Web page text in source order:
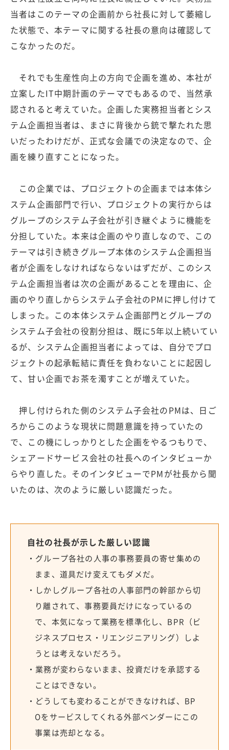
当者はこのテーマの企画前から社長に対して萎縮し
た状態で、本テーマに関する社長の意向は確認して
こなかったのだ。
それでも生産性向上の方向で企画を進め、本社が
立案したIT中期計画のテーマでもあるので、当然承
認されると考えていた。企画した実務担当者とシス
テム企画担当者は、まさに背後から銃で撃たれた思
いだったわけだが、正式な会議での決定なので、企
画を練り直すことになった。
この企業では、プロジェクトの企画までは本体シ
ステム企画部門で行い、プロジェクトの実行からは
グループのシステム子会社が引き継ぐように機能を
分担していた。本来は企画のやり直しなので、この
テーマは引き続きグループ本体のシステム企画担当
者が企画をしなければならないはずだが、このシス
テム企画担当者は次の企画があることを理由に、企
画のやり直しからシステム子会社のPMに押し付けて
しまった。この本体システム企画部門とグループの
システム子会社の役割分担は、既に5年以上続いてい
るが、システム企画担当者によっては、自分でプロ
ジェクトの起承転結に責任を負わないことに起因し
て、甘い企画でお茶を濁すことが増えていた。
押し付けられた側のシステム子会社のPMは、日ご
ろからこのような現状に問題意識を持っていたの
で、この機にしっかりとした企画をやるつもりで、
シェアードサービス会社の社長へのインタビューか
らやり直した。そのインタビューでPMが社長から聞
いたのは、次のように厳しい認識だった。
自社の社長が示した厳しい認識
・グループ各社の人事の事務要員の寄せ集めの
まま、道具だけ変えてもダメだ。
・しかしグループ各社の人事部門の幹部から切
り離されて、事務要員だけになっているの
で、本気になって業務を標準化し、BPR（ビ
ジネスプロセス・リエンジニアリング）しよ
うとは考えないだろう。
・業務が変わらないまま、投資だけを承認する
ことはできない。
・どうしても変わることができなければ、BP
Oをサービスしてくれる外部ベンダーにこの
事業は売却となる。